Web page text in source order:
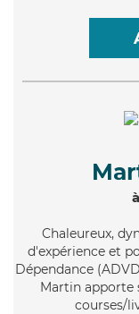
Chaleureux,
d'expérience et
Dépendance
Martin apporte
courses/